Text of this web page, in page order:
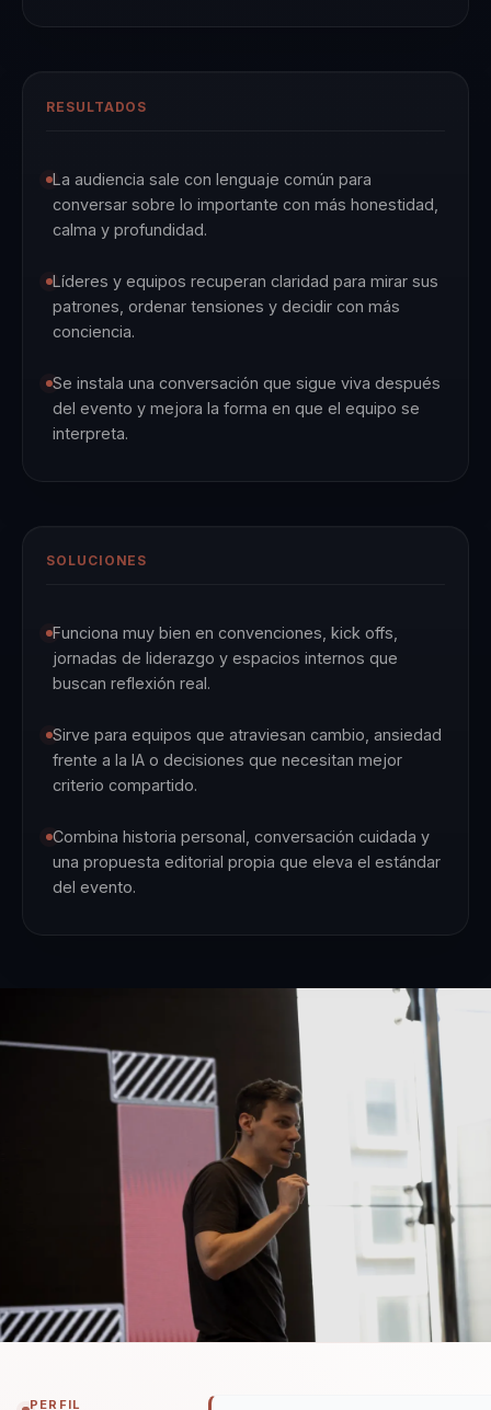
RESULTADOS
La audiencia sale con lenguaje común para
conversar sobre lo importante con más honestidad,
calma y profundidad.
Líderes y equipos recuperan claridad para mirar sus
patrones, ordenar tensiones y decidir con más
conciencia.
Se instala una conversación que sigue viva después
del evento y mejora la forma en que el equipo se
interpreta.
SOLUCIONES
Funciona muy bien en convenciones, kick offs,
jornadas de liderazgo y espacios internos que
buscan reflexión real.
Sirve para equipos que atraviesan cambio, ansiedad
frente a la IA o decisiones que necesitan mejor
criterio compartido.
Combina historia personal, conversación cuidada y
una propuesta editorial propia que eleva el estándar
del evento.
PERFIL